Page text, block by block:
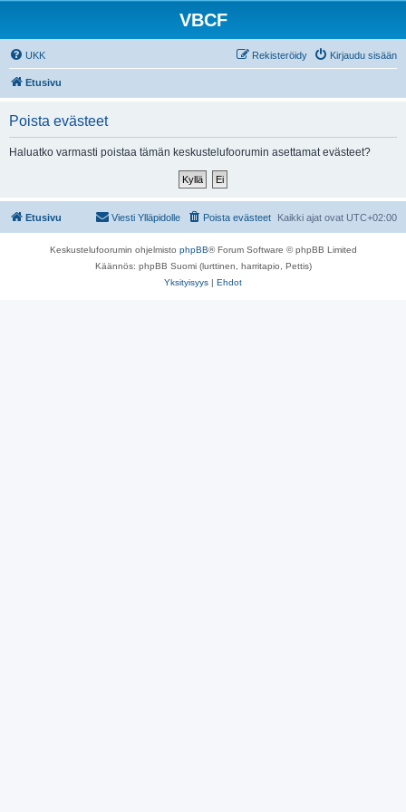
VBCF
UKK Kirjaudu sisään
Rekisteröidy
Etusivu
Poista evästeet
Haluatko varmasti poistaa tämän keskustelufoorumin asettamat evästeet?
Etusivu Kaikki ajat ovat UTC+02:00
Poista evästeet
Viesti Ylläpidolle
Keskustelufoorumin ohjelmisto phpBB® Forum Software © phpBB Limited
Käännös: phpBB Suomi (lurttinen, harritapio, Pettis)
Yksityisyys | Ehdot